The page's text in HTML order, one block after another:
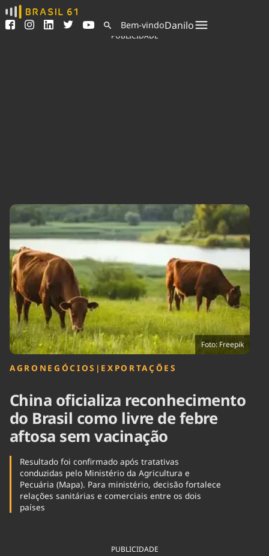
Ver todas as notícias
Podcasts
Indicadores
Agronegócios
Brasil
Brasil Mineral
Ciência &
Tecnologia
Cinema
Comportamento
Cultura
Educação
Infraestrutura
Internacional
Meio Ambiente
Podcast
Política
Saúde
Tempo
Bem-vindoDanilo
PUBLICIDADE
Foto: Freepik
AGRONEGÓCIOS | EXPORTAÇÕES
China oficializa reconhecimento
do Brasil como livre de febre
aftosa sem vacinação
Resultado foi confirmado após tratativas
conduzidas pelo Ministério da Agricultura e
Pecuária (Mapa). Para ministério, decisão fortalece
relações sanitárias e comerciais entre os dois
países
PUBLICIDADE